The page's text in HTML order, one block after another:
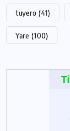
tuyero (41)
Yare (100)